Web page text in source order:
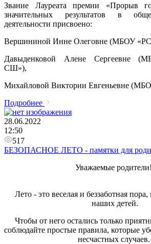
Звание Лауреата премии «Прорыв
значительных результатов в
деятельности присвоено:
Вершининой Инне Олеговне (МБОУ
Давыденковой Алене Сергеевне
СШ»),
Михайловой Виктории Евгеньевне
Подробнее
28.06.2022
12:50
517
БЕЗОПАСНОЕ ЛЕТО - памятки для
Уважаемые родители!
Лето - это веселая и беззаботная
наших детей.
Чтобы от него остались только
соблюдайте простые правила, которые
несчастных случаев.